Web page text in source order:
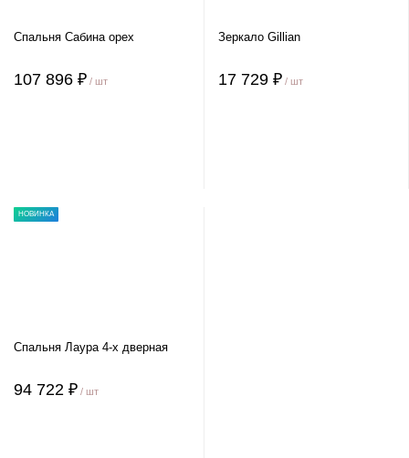
Спальня Сабина орех
107 896 ₽ / шт
Зеркало Gillian
17 729 ₽ / шт
НОВИНКА
Спальня Лаура 4-х дверная
94 722 ₽ / шт